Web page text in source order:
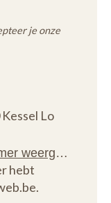
je onze
Lo
hebt